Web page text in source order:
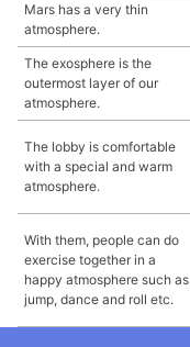
Mars has a very thin
atmosphere.
The exosphere is the
outermost layer of our
atmosphere.
The lobby is comfortable
with a special and warm
atmosphere.
With them, people can do
exercise together in a
happy atmosphere such as
jump, dance and roll etc.